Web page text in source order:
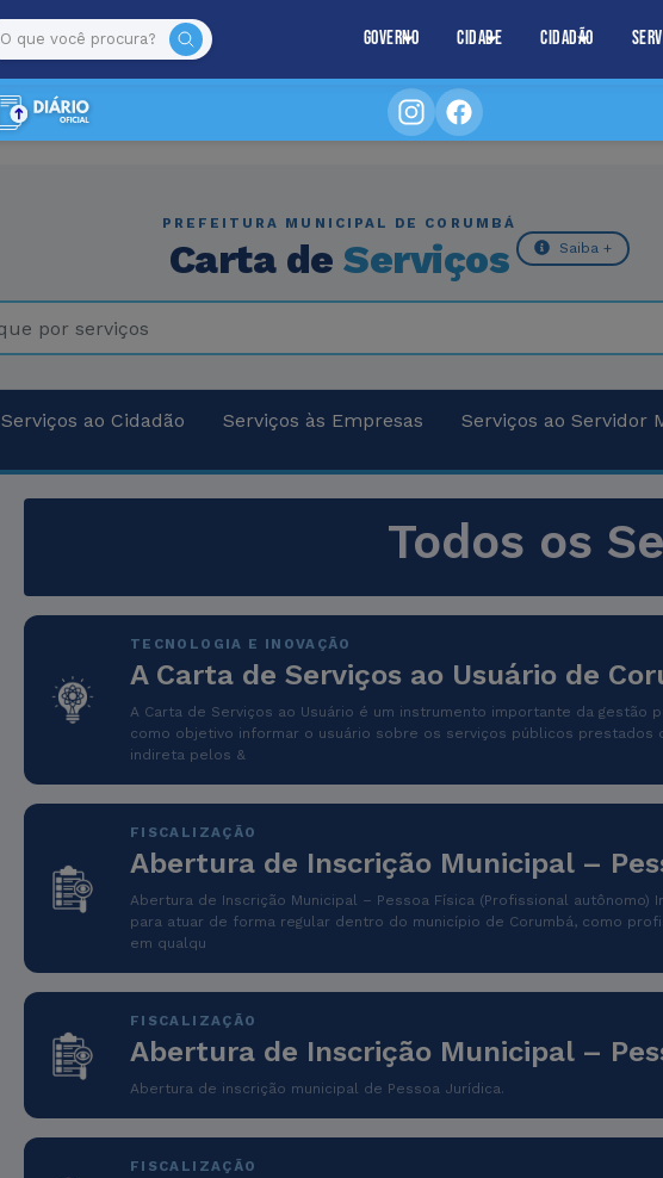
Governo Cidade Cidadão
PREFEITURA MUNICIPAL DE CORUMBÁ
Carta de Serviços Saiba +
Serviços ao Cidadão Serviços às Empresas Serviços ao Servidor
Todos os
TECNOLOGIA E INOVAÇÃO
A Carta de Serviços ao Usuário de
A Carta de Serviços ao Usuário é um instrumento importante da gestão
como objetivo informar o usuário sobre os serviços públicos prestados
indireta pelos &
FISCALIZAÇÃO
Abertura de Inscrição Municipal –
Abertura de Inscrição Municipal – Pessoa Física (Profissional autônomo)
para atuar de forma regular dentro do município de Corumbá, como
em qualqu
FISCALIZAÇÃO
Abertura de Inscrição Municipal –
Abertura de inscrição municipal de Pessoa Jurídica.
FISCALIZAÇÃO